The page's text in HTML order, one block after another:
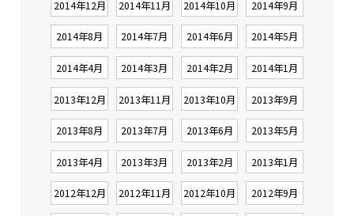
2014年12月 2014年11月 2014年10月 2014年9月
2014年8月 2014年7月 2014年6月 2014年5月
2014年4月 2014年3月 2014年2月 2014年1月
2013年12月 2013年11月 2013年10月 2013年9月
2013年8月 2013年7月 2013年6月 2013年5月
2013年4月 2013年3月 2013年2月 2013年1月
2012年12月 2012年11月 2012年10月 2012年9月